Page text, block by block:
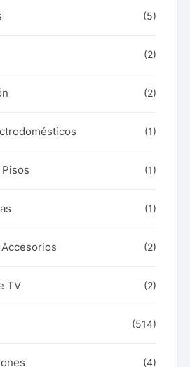
(5)
(2)
(2)
(1)
(1)
(1)
(2)
TV (2)
(514)
(4)